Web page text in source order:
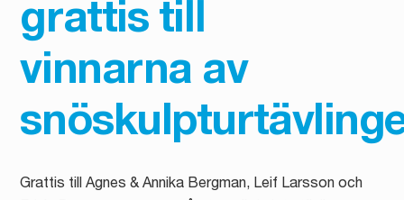
grattis till
vinnarna av
Grattis till Agnes & Annika Bergman, Leif Larsson och